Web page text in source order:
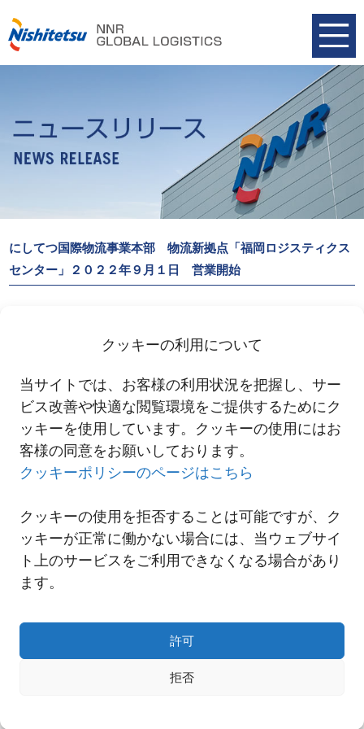
クッキーの利用について
当サイトでは、お客様の利用状況を把握し、サー
ビス改善や快適な閲覧環境をご提供するためにク
ッキーを使用しています。クッキーの使用にはお
客様の同意をお願いしております。
クッキーポリシーのページはこちら
クッキーの使用を拒否することは可能ですが、ク
ッキーが正常に働かない場合には、当ウェブサイ
ト上のサービスをご利用できなくなる場合があり
ます。
許可
拒否
にしてつ国際物流事業本部 物流新拠点「福岡ロジスティクス
センター」２０２２年９月１日 営業開始
営業を開始いたします。
2022-09-01 福岡ロジスティクスセンター営業開始
一覧へ